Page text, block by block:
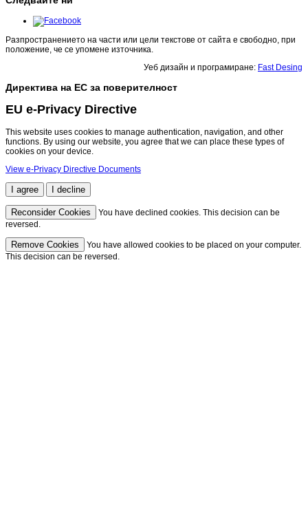
Разпространението на части или цели текстове от сайта е свободно, при
положение, че се упомене източника.
Уеб дизайн и програмиране: Fast Desing
Директива на ЕС за поверителност
EU e-Privacy Directive
This website uses cookies to manage authentication, navigation, and other
functions. By using our website, you agree that we can place these types of
cookies on your device.
View e-Privacy Directive Documents
I agree I decline
Reconsider Cookies
You have declined cookies. This decision can be
reversed.
Remove Cookies
You have allowed cookies to be placed on your computer.
This decision can be reversed.